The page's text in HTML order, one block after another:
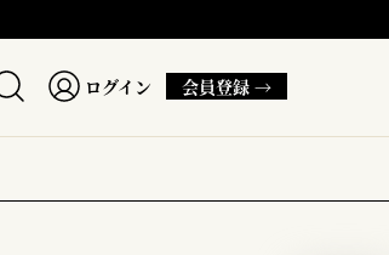
ログイン 会員登録 →